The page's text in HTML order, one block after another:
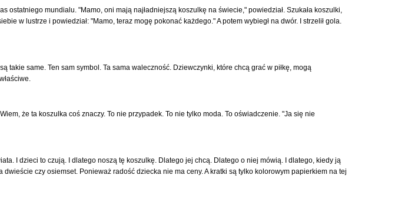
ostatniego mundialu. "Mamo, oni mają najładniejszą koszulkę na świecie," powiedział. Szukała koszulki,
w lustrze i powiedział: "Mamo, teraz mogę pokonać każdego." A potem wybiegł na dwór. I strzelił gola.
same. Ten sam symbol. Ta sama waleczność. Dziewczynki, które chcą grać w piłkę, mogą
że ta koszulka coś znaczy. To nie przypadek. To nie tylko moda. To oświadczenie. "Ja się nie
I dzieci to czują. I dlatego noszą tę koszulkę. Dlatego jej chcą. Dlatego o niej mówią. I dlatego, kiedy ją
czy osiemset. Ponieważ radość dziecka nie ma ceny. A kratki są tylko kolorowym papierkiem na tej